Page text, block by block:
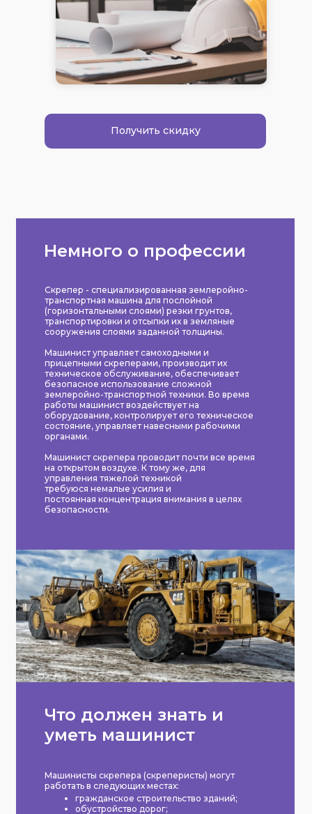
Получить скидку
Немного о профессии
Скрепер - специализированная землеройно-
транспортная машина для послойной
(горизонтальными слоями) резки грунтов,
транспортировки и отсыпки их в земляные
сооружения слоями заданной толщины.
Машинист управляет самоходными и
прицепными скреперами, производит их
техническое обслуживание, обеспечивает
безопасное использование сложной
землеройно-транспортной техники. Во время
работы машинист воздействует на
оборудование, контролирует его техническое
состояние, управляет навесными рабочими
органами.
Машинист скрепера проводит почти все время
на открытом воздухе. К тому же, для
управления тяжелой техникой
требуюся немалые усилия и
постоянная концентрация внимания в целях
безопасности.
Что должен знать и
уметь машинист
Машинисты скрепера (скреперисты) могут
работать в следующих местах:
гражданское строительство зданий;
обустройство дорог;